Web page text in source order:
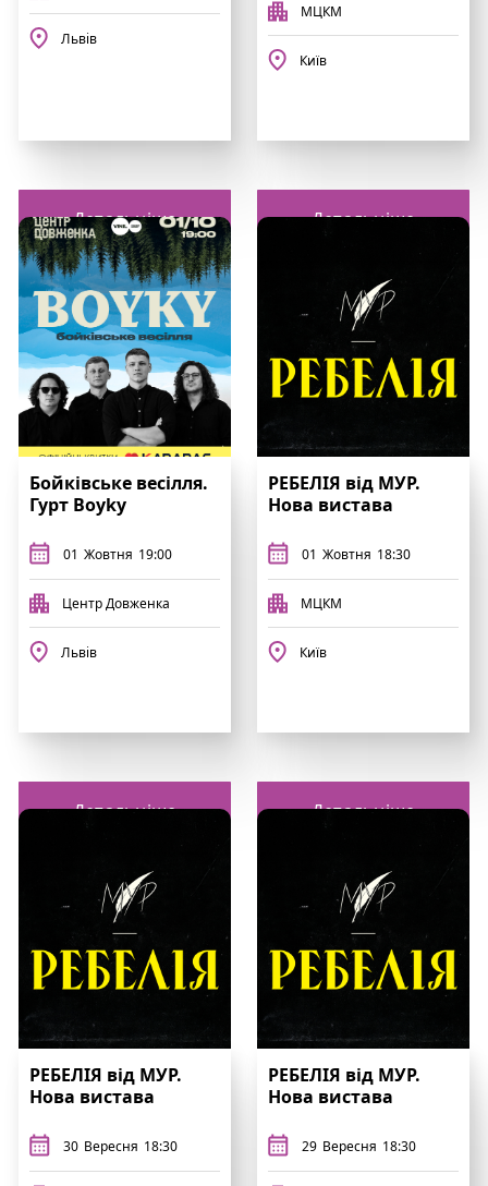
Львів
Детальніше
МЦКМ
Київ
Детальніше
Бойківське весілля.
Гурт Boyky
01 Жовтня 19:00
Центр Довженка
Львів
Детальніше
РЕБЕЛІЯ від МУР.
Нова вистава
01 Жовтня 18:30
МЦКМ
Київ
Детальніше
РЕБЕЛІЯ від МУР.
Нова вистава
30 Вересня 18:30
РЕБЕЛІЯ від МУР.
Нова вистава
29 Вересня 18:30